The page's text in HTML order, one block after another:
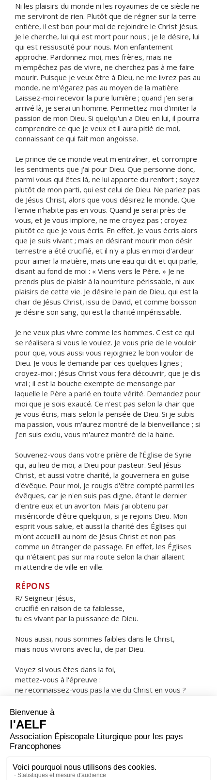
Ni les plaisirs du monde ni les royaumes de ce siècle ne
me serviront de rien. Plutôt que de régner sur la terre
entière, il est bon pour moi de rejoindre le Christ Jésus.
Je le cherche, lui qui est mort pour nous ; je le désire, lui
qui est ressuscité pour nous. Mon enfantement
approche. Pardonnez-moi, mes frères, mais ne
m'empêchez pas de vivre, ne cherchez pas à me faire
mourir. Puisque je veux être à Dieu, ne me livrez pas au
monde, ne m'égarez pas au moyen de la matière.
Laissez-moi recevoir la pure lumière ; quand j'en serai
arrivé là, je serai un homme. Permettez-moi d'imiter la
passion de mon Dieu. Si quelqu'un a Dieu en lui, il pourra
comprendre ce que je veux et il aura pitié de moi,
connaissant ce qui fait mon angoisse.
Le prince de ce monde veut m'entraîner, et corrompre
les sentiments que j'ai pour Dieu. Que personne donc,
parmi vous qui êtes là, ne lui apporte du renfort ; soyez
plutôt de mon parti, qui est celui de Dieu. Ne parlez pas
de Jésus Christ, alors que vous désirez le monde. Que
l'envie n'habite pas en vous. Quand je serai près de
vous, et je vous implore, ne me croyez pas ; croyez
plutôt ce que je vous écris. En effet, je vous écris alors
que je suis vivant ; mais en désirant mourir mon désir
terrestre a été crucifié, et il n'y a plus en moi d'ardeur
pour aimer la matière, mais une eau qui dit et qui parle,
disant au fond de moi : « Viens vers le Père. » Je ne
prends plus de plaisir à la nourriture périssable, ni aux
plaisirs de cette vie. Je désire le pain de Dieu, qui est la
chair de Jésus Christ, issu de David, et comme boisson
je désire son sang, qui est la charité impérissable.
Je ne veux plus vivre comme les hommes. C'est ce qui
se réalisera si vous le voulez. Je vous prie de le vouloir
pour que, vous aussi vous rejoigniez le bon vouloir de
Dieu. Je vous le demande par ces quelques lignes ;
croyez-moi ; Jésus Christ vous fera découvrir, que je dis
vrai ; il est la bouche exempte de mensonge par
laquelle le Père a parlé en toute vérité. Demandez pour
moi que je sois exaucé. Ce n'est pas selon la chair que
je vous écris, mais selon la pensée de Dieu. Si je subis
ma passion, vous m'aurez montré de la bienveillance ; si
j'en suis exclu, vous m'aurez montré de la haine.
Souvenez-vous dans votre prière de l'Église de Syrie
qui, au lieu de moi, a Dieu pour pasteur. Seul Jésus
Christ, et aussi votre charité, la gouvernera en guise
d'évêque. Pour moi, je rougis d'être compté parmi les
évêques, car je n'en suis pas digne, étant le dernier
d'entre eux et un avorton. Mais j'ai obtenu par
miséricorde d'être quelqu'un, si je rejoins Dieu. Mon
esprit vous salue, et aussi la charité des Églises qui
m'ont accueilli au nom de Jésus Christ et non pas
comme un étranger de passage. En effet, les Églises
qui n'étaient pas sur ma route selon la chair allaient
m'attendre de ville en ville.
RÉPONS
R/ Seigneur Jésus,
crucifié en raison de ta faiblesse,
tu es vivant par la puissance de Dieu.
Nous aussi, nous sommes faibles dans le Christ,
mais nous vivrons avec lui, de par Dieu.
Voyez si vous êtes dans la foi,
mettez-vous à l'épreuve :
ne reconnaissez-vous pas la vie du Christ en vous ?
ORAISON
Dieu puissant de qui vient tout don parfait, enracine en
nos cœurs l'amour de ton nom ; resserre nos liens avec
nous avec sollicitude, pour protéger ce que tu as fait
grandir.